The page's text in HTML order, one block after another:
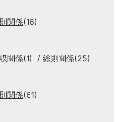
関係(16)
関係(1) 総則関係(25)
関係(61)